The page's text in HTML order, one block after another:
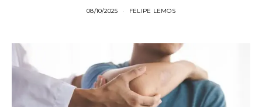
08/10/2025 FELIPE LEMOS